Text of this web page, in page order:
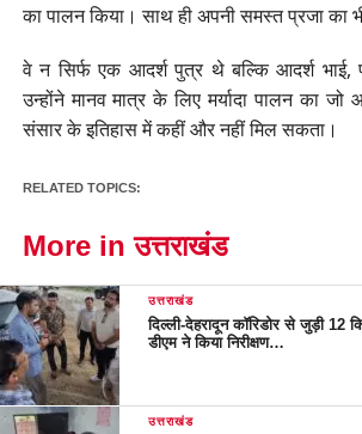
का पालन किया। साथ ही अपनी समस्त प्रजा का
वे न सिर्फ एक आदर्श पुत्र थे बल्कि आदर्श भाई,
उन्होंने मानव मात्र के लिए मर्यादा पालन का जो
संसार के इतिहास में कहीं और नहीं मिल सकता।
RELATED TOPICS:
More in उत्तराखंड
उत्तराखंड
दिल्ली-देहरादून कॉरिडोर से जुड़ी 12
डीएम ने किया निरीक्षण…
उत्तराखंड